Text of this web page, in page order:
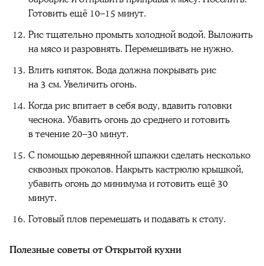
Готовить ещё 10–15 минут.
Рис тщательно промыть холодной водой. Выложить
на мясо и разровнять. Перемешивать не нужно.
Влить кипяток. Вода должна покрывать рис
на 3 см. Увеличить огонь.
Когда рис впитает в себя воду, вдавить головки
чеснока. Убавить огонь до среднего и готовить
в течение 20–30 минут.
С помощью деревянной шпажки сделать несколько
сквозных проколов. Накрыть кастрюлю крышкой,
убавить огонь до минимума и готовить ещё 30
минут.
Готовый плов перемешать и подавать к столу.
Полезные советы от Открытой кухни